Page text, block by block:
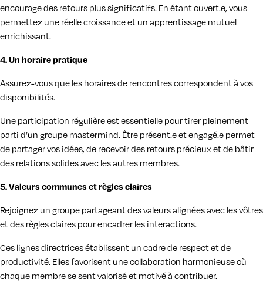
encourage des retours plus significatifs. En étant ouvert.e, vous
permettez une réelle croissance et un apprentissage mutuel
enrichissant.
4. Un horaire pratique
Assurez-vous que les horaires de rencontres correspondent à vos
disponibilités.
Une participation régulière est essentielle pour tirer pleinement
parti d’un groupe mastermind. Être présent.e et engagé.e permet
de partager vos idées, de recevoir des retours précieux et de bâtir
des relations solides avec les autres membres.
5. Valeurs communes et règles claires
Rejoignez un groupe partageant des valeurs alignées avec les vôtres
et des règles claires pour encadrer les interactions.
Ces lignes directrices établissent un cadre de respect et de
productivité. Elles favorisent une collaboration harmonieuse où
chaque membre se sent valorisé et motivé à contribuer.